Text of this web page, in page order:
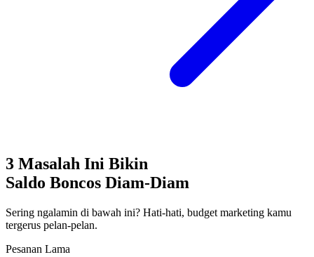
3 Masalah Ini Bikin
Saldo Boncos Diam-Diam
Sering ngalamin di bawah ini? Hati-hati, budget marketing kamu
tergerus pelan-pelan.
Pesanan Lama